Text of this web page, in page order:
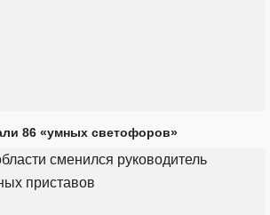
86 «умных светофоров»